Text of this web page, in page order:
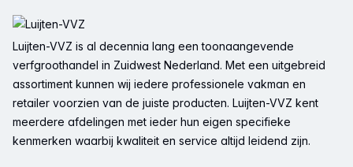
Luijten-VVZ is al decennia lang een toonaangevende
verfgroothandel in Zuidwest Nederland. Met een uitgebreid
assortiment kunnen wij iedere professionele vakman en
retailer voorzien van de juiste producten. Luijten-VVZ kent
meerdere afdelingen met ieder hun eigen specifieke
kenmerken waarbij kwaliteit en service altijd leidend zijn.